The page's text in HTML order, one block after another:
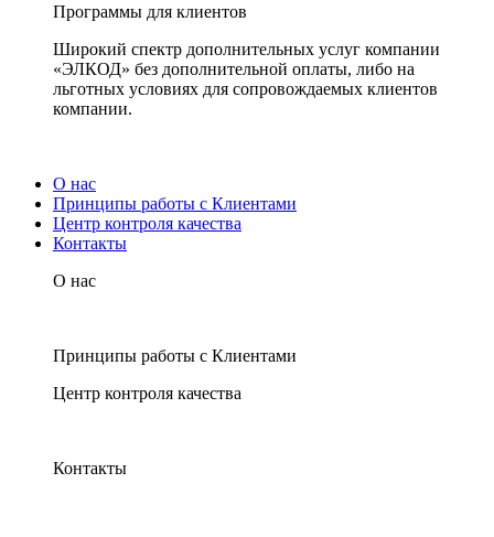
Программы для клиентов
Широкий спектр дополнительных услуг компании
«ЭЛКОД» без дополнительной оплаты, либо на
льготных условиях для сопровождаемых клиентов
компании.
О нас
Принципы работы с Клиентами
Центр контроля качества
Контакты
О нас
Принципы работы с Клиентами
Центр контроля качества
Контакты